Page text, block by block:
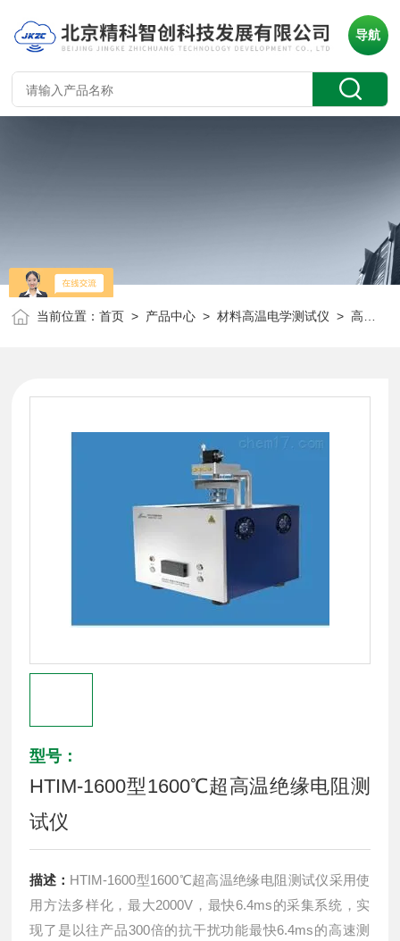
导航
当前位置：首页 > 产品中心 >材料高温电学测试仪 >高温绝缘材料电阻率测试仪
型号：
HTIM-1600型1600℃超高温绝缘电阻测
试仪
描述： HTIM-1600型1600℃超高温绝缘电阻测试仪采用使
用方法多样化，最大2000V，最快6.4ms的采集系统，实
现了是以往产品300倍的抗干扰功能最快6.4ms的高速测